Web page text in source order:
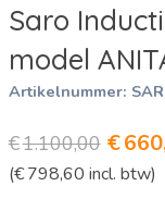
Saro
model
Artikelnummer:
€1.100,00
prijs
€
(€ 798,60 incl. btw)